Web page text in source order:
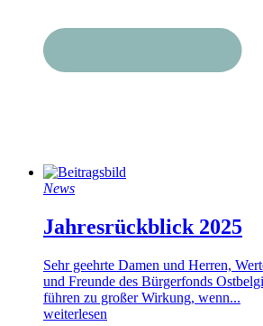
News
Jahresrückblick 2025
Sehr geehrte Damen und Herren,
und Freunde des Bürgerfonds
führen zu großer Wirkung, wenn...
weiterlesen